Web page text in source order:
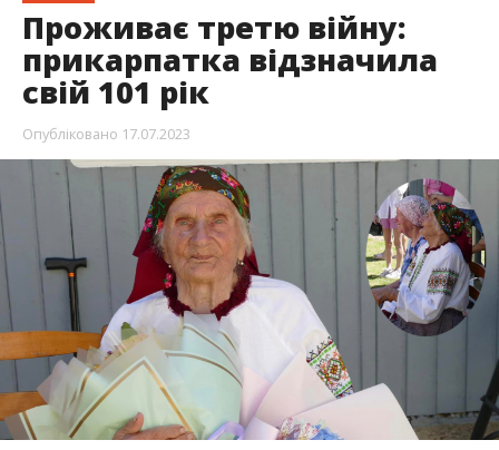
Проживає третю війну:
прикарпатка відзначила
свій 101 рік
Опубліковано 17.07.2023